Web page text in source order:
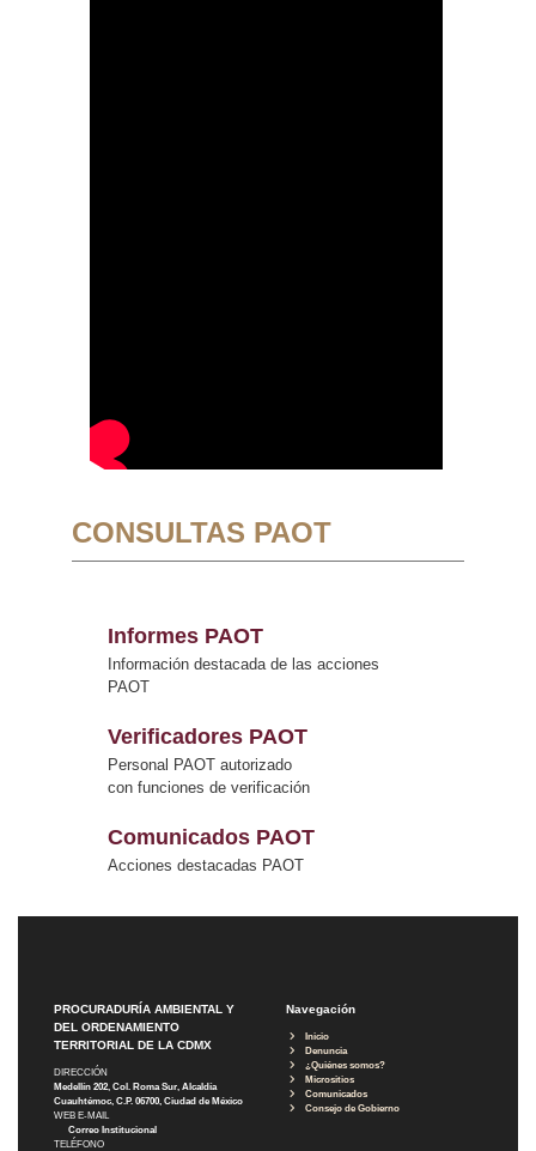
CONSULTAS PAOT
Informes PAOT
Información destacada de las acciones
PAOT
Verificadores PAOT
Personal PAOT autorizado
con funciones de verificación
Comunicados PAOT
Acciones destacadas PAOT
PROCURADURÍA AMBIENTAL Y
DEL ORDENAMIENTO
TERRITORIAL DE LA CDMX
DIRECCIÓN
Medellín 202, Col. Roma Sur, Alcaldía
Cuauhtémoc, C.P. 06700, Ciudad de México
WEB E-MAIL
Correo Institucional
TELÉFONO
Navegación
Inicio
Denuncia
¿Quiénes somos?
Micrositios
Comunicados
Consejo de Gobierno